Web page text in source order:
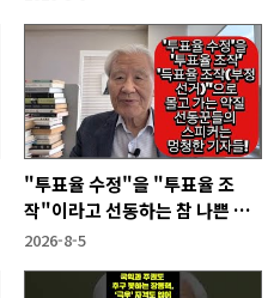
"투표율 수정"을 "투표율 조
작"이라고 선동하는 참 나쁜 사
람들!
2026-8-5